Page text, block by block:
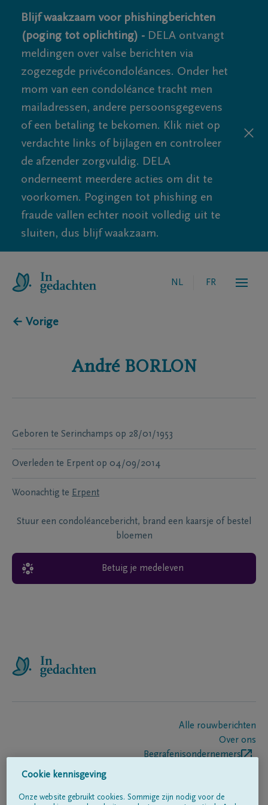
Blijf waakzaam voor phishingberichten
(poging tot oplichting) - DELA ontvangt
meldingen over valse berichten via
zogezegde privécondoléances. Onder het
mom van een condoléance tracht men
mailadressen, andere persoonsgegevens
of een betaling te bekomen. Klik niet op
verdachte links of bijlagen en controleer
de afzender zorgvuldig. DELA
onderneemt meerdere acties om dit te
voorkomen. Pogingen tot phishing en
fraude vallen echter nooit volledig uit te
sluiten, dus blijf waakzaam.
NL FR
← Vorige
André BORLON
Geboren te Serinchamps op 28/01/1953
Overleden te Erpent op 04/09/2014
Woonachtig te Erpent
Stuur een condoléancebericht, brand een kaarsje of bestel
bloemen
Betuig je medeleven
Alle rouwberichten
Over ons
Begrafenisondernemers
Cookie kennisgeving
Onze website gebruikt cookies. Sommige zijn nodig voor de